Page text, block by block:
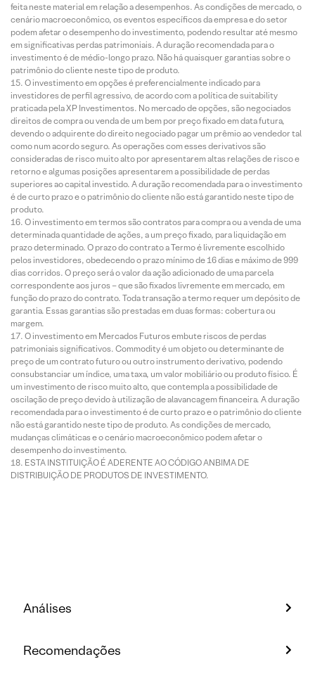
feita neste material em relação a desempenhos. As condições de mercado, o
cenário macroeconômico, os eventos específicos da empresa e do setor
podem afetar o desempenho do investimento, podendo resultar até mesmo
em significativas perdas patrimoniais. A duração recomendada para o
investimento é de médio-longo prazo. Não há quaisquer garantias sobre o
patrimônio do cliente neste tipo de produto.
O investimento em opções é preferencialmente indicado para
investidores de perfil agressivo, de acordo com a política de suitability
praticada pela XP Investimentos. No mercado de opções, são negociados
direitos de compra ou venda de um bem por preço fixado em data futura,
devendo o adquirente do direito negociado pagar um prêmio ao vendedor tal
como num acordo seguro. As operações com esses derivativos são
consideradas de risco muito alto por apresentarem altas relações de risco e
retorno e algumas posições apresentarem a possibilidade de perdas
superiores ao capital investido. A duração recomendada para o investimento
é de curto prazo e o patrimônio do cliente não está garantido neste tipo de
produto.
O investimento em termos são contratos para compra ou a venda de uma
determinada quantidade de ações, a um preço fixado, para liquidação em
prazo determinado. O prazo do contrato a Termo é livremente escolhido
pelos investidores, obedecendo o prazo mínimo de 16 dias e máximo de 999
dias corridos. O preço será o valor da ação adicionado de uma parcela
correspondente aos juros – que são fixados livremente em mercado, em
função do prazo do contrato. Toda transação a termo requer um depósito de
garantia. Essas garantias são prestadas em duas formas: cobertura ou
margem.
O investimento em Mercados Futuros embute riscos de perdas
patrimoniais significativos. Commodity é um objeto ou determinante de
preço de um contrato futuro ou outro instrumento derivativo, podendo
consubstanciar um índice, uma taxa, um valor mobiliário ou produto físico. É
um investimento de risco muito alto, que contempla a possibilidade de
oscilação de preço devido à utilização de alavancagem financeira. A duração
recomendada para o investimento é de curto prazo e o patrimônio do cliente
não está garantido neste tipo de produto. As condições de mercado,
mudanças climáticas e o cenário macroeconômico podem afetar o
desempenho do investimento.
ESTA INSTITUIÇÃO É ADERENTE AO CÓDIGO ANBIMA DE
DISTRIBUIÇÃO DE PRODUTOS DE INVESTIMENTO.
Análises
Recomendações